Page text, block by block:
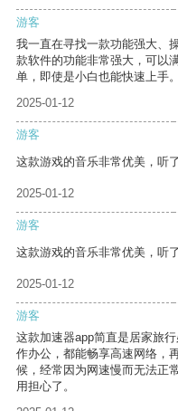
游客
我一直在寻找一款功能强大、
款软件的功能非常强大，可以
单，即使是小白也能快速上手。
2025-01-12
游客
这款游戏的音乐非常优美，听
2025-01-12
游客
这款游戏的音乐非常优美，听
2025-01-12
游客
这款加速器app简直是居家旅
作办公，都能畅享高速网络，
候，经常因为网速慢而无法正
用担心了。